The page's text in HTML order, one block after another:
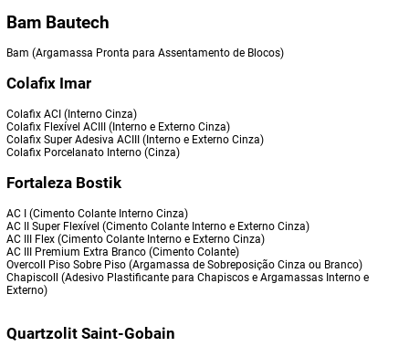
Bam Bautech
Bam (Argamassa Pronta para Assentamento de Blocos)
Colafix Imar
Colafix ACI (Interno Cinza)
Colafix Flexível ACIII (Interno e Externo Cinza)
Colafix Super Adesiva ACIII (Interno e Externo Cinza)
Colafix Porcelanato Interno (Cinza)
Fortaleza Bostik
AC I (Cimento Colante Interno Cinza)
AC II Super Flexível (Cimento Colante Interno e Externo Cinza)
AC III Flex (Cimento Colante Interno e Externo Cinza)
AC III Premium Extra Branco (Cimento Colante)
Overcoll Piso Sobre Piso (Argamassa de Sobreposição Cinza ou Branco)
Chapiscoll (Adesivo Plastificante para Chapiscos e Argamassas Interno e
Externo)
Quartzolit Saint-Gobain